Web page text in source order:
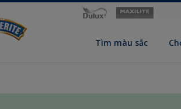
Tìm màu sắc